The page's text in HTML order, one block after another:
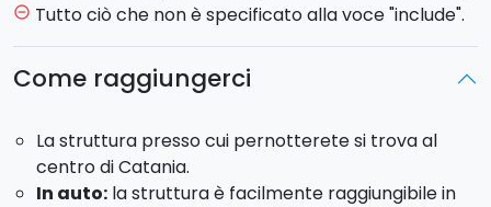
fuoristrada andrete alla scoperta di antiche colate
Bove insieme ad una guida naturalistica esperta.
GIORNO 3
Colazione in b&b e giornata libera.
Ecco alcuni dei nostri suggerimenti sulle attività da
fare:
remove_circle_outline Tutto ciò che non è specificato alla voce "include".
Come raggiungerci
La struttura presso cui pernotterete si trova al
centro di Catania.
In auto:la struttura è facilmente raggiungibile in